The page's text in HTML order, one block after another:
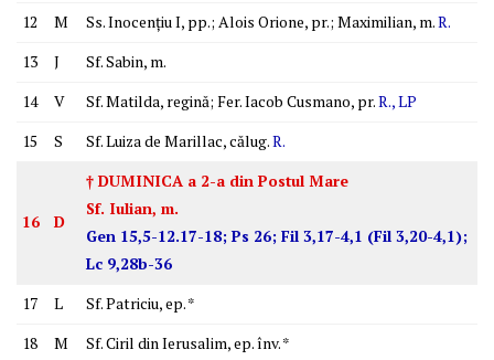
12
M Ss. Inocenţiu I, pp.; Alois Orione, pr.; Maximilian, m.R.
13
J
Sf. Sabin, m.
14
V Sf. Matilda, regină; Fer. Iacob Cusmano, pr.R., LP
15
S Sf. Luiza de Marillac, călug.R.
16 D
† DUMINICA a 2-a din Postul Mare
Sf. Iulian, m.
Gen 15,5-12.17-18; Ps 26; Fil 3,17-4,1 (Fil 3,20-4,1);
Lc 9,28b-36
17
L
Sf. Patriciu, ep. *
18
M Sf. Ciril din Ierusalim, ep. înv. *